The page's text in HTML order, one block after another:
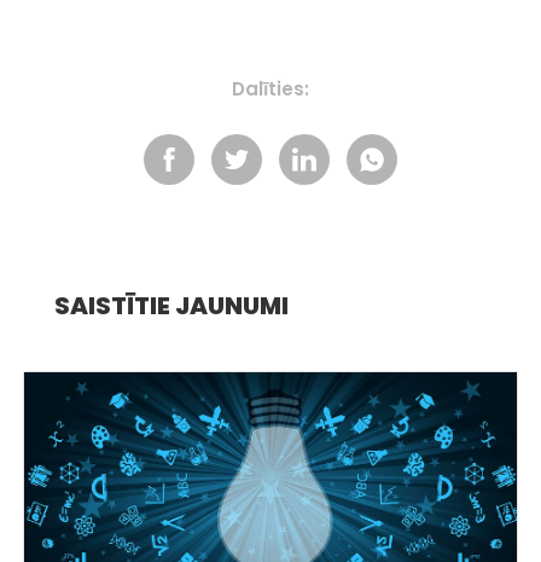
Dalīties:
SAISTĪTIE JAUNUMI